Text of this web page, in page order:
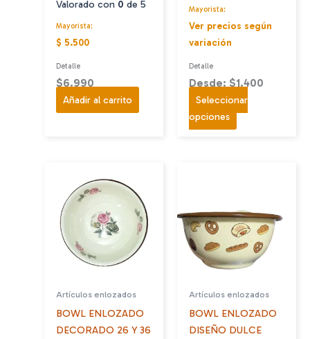
Valorado con 0 de 5
Mayorista:
$ 5.500
Detalle
$6.990
Añadir al carrito
Mayorista:
Ver precios según
variación
Detalle
Desde: $1.400
Seleccionar
opciones Este
producto
opciones
se
pueden
elegir
la
página
de
Artículos enlozados
BOWL ENLOZADO
DECORADO 26 Y 36
Artículos enlozados
BOWL ENLOZADO
DISEÑO DULCE